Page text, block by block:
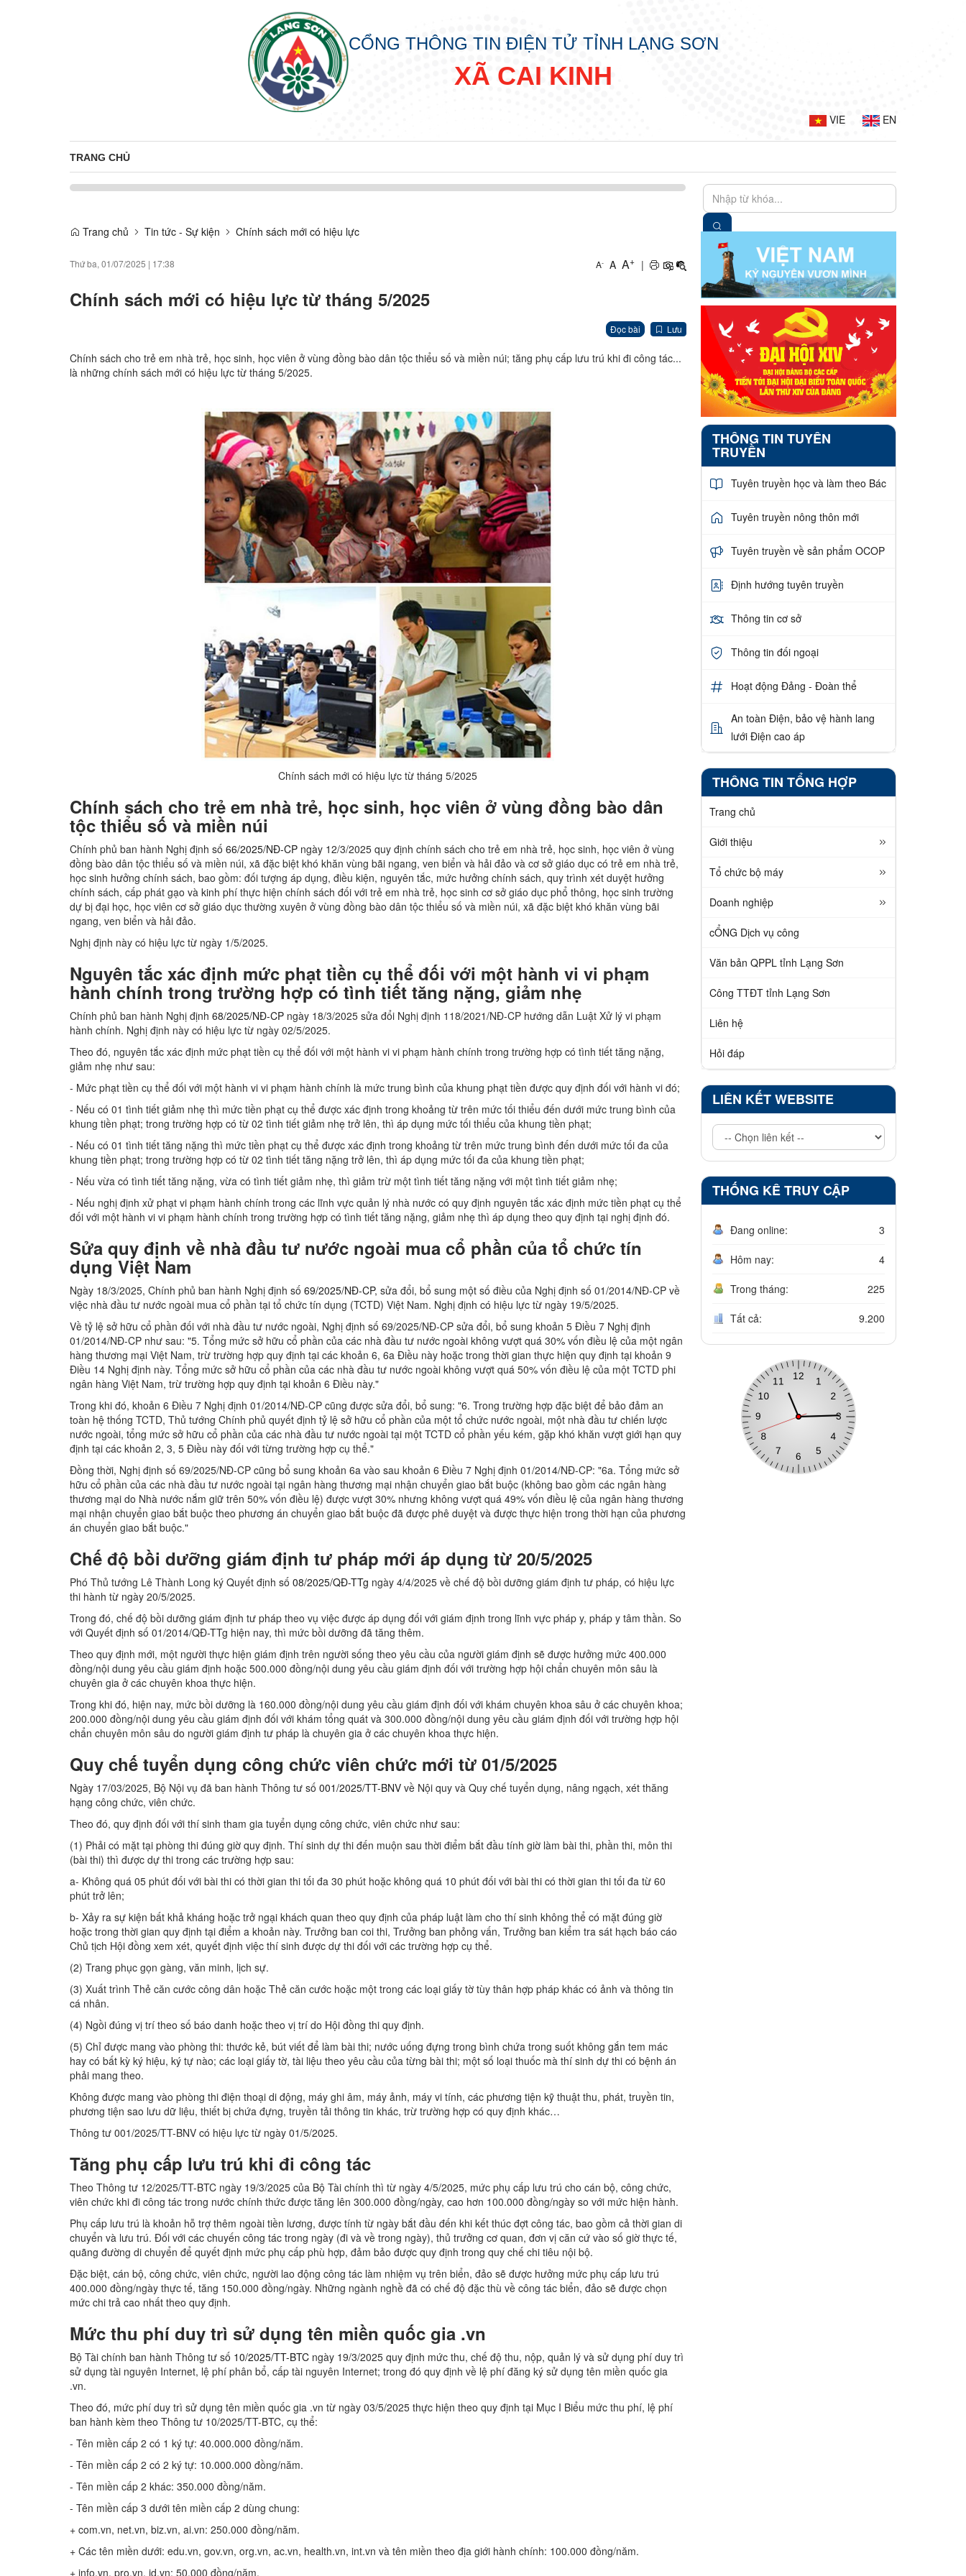
CỔNG THÔNG TIN ĐIỆN TỬ TỈNH LẠNG SƠN
XÃ CAI KINH
VIE EN
TRANG CHỦ
Trang chủ Tin tức - Sự kiện Chính sách mới có hiệu lực
Thứ ba, 01/07/2025 | 17:38 A- A A+ |
Chính sách mới có hiệu lực từ tháng 5/2025
Đọc bài Lưu
Chính sách cho trẻ em nhà trẻ, học sinh, học viên ở vùng đồng bào dân tộc thiểu số và miền núi; tăng phụ cấp lưu trú khi đi công tác...
là những chính sách mới có hiệu lực từ tháng 5/2025.
Chính sách mới có hiệu lực từ tháng 5/2025
Chính sách cho trẻ em nhà trẻ, học sinh, học viên ở vùng đồng bào dân
tộc thiểu số và miền núi
Chính phủ ban hành Nghị định số 66/2025/NĐ-CP ngày 12/3/2025 quy định chính sách cho trẻ em nhà trẻ, học sinh, học viên ở vùng
đồng bào dân tộc thiểu số và miền núi, xã đặc biệt khó khăn vùng bãi ngang, ven biển và hải đảo và cơ sở giáo dục có trẻ em nhà trẻ,
học sinh hưởng chính sách, bao gồm: đối tượng áp dụng, điều kiện, nguyên tắc, mức hưởng chính sách, quy trình xét duyệt hưởng
chính sách, cấp phát gạo và kinh phí thực hiện chính sách đối với trẻ em nhà trẻ, học sinh cơ sở giáo dục phổ thông, học sinh trường
dự bị đại học, học viên cơ sở giáo dục thường xuyên ở vùng đồng bào dân tộc thiểu số và miền núi, xã đặc biệt khó khăn vùng bãi
ngang, ven biển và hải đảo.
Nghị định này có hiệu lực từ ngày 1/5/2025.
Nguyên tắc xác định mức phạt tiền cụ thể đối với một hành vi vi phạm
hành chính trong trường hợp có tình tiết tăng nặng, giảm nhẹ
Chính phủ ban hành Nghị định 68/2025/NĐ-CP ngày 18/3/2025 sửa đổi Nghị định 118/2021/NĐ-CP hướng dẫn Luật Xử lý vi phạm
hành chính. Nghị định này có hiệu lực từ ngày 02/5/2025.
Theo đó, nguyên tắc xác định mức phạt tiền cụ thể đối với một hành vi vi phạm hành chính trong trường hợp có tình tiết tăng nặng,
giảm nhẹ như sau:
- Mức phạt tiền cụ thể đối với một hành vi vi phạm hành chính là mức trung bình của khung phạt tiền được quy định đối với hành vi đó;
- Nếu có 01 tình tiết giảm nhẹ thì mức tiền phạt cụ thể được xác định trong khoảng từ trên mức tối thiểu đến dưới mức trung bình của
khung tiền phạt; trong trường hợp có từ 02 tình tiết giảm nhẹ trở lên, thì áp dụng mức tối thiểu của khung tiền phạt;
- Nếu có 01 tình tiết tăng nặng thì mức tiền phạt cụ thể được xác định trong khoảng từ trên mức trung bình đến dưới mức tối đa của
khung tiền phạt; trong trường hợp có từ 02 tình tiết tăng nặng trở lên, thì áp dụng mức tối đa của khung tiền phạt;
- Nếu vừa có tình tiết tăng nặng, vừa có tình tiết giảm nhẹ, thì giảm trừ một tình tiết tăng nặng với một tình tiết giảm nhẹ;
- Nếu nghị định xử phạt vi phạm hành chính trong các lĩnh vực quản lý nhà nước có quy định nguyên tắc xác định mức tiền phạt cụ thể
đối với một hành vi vi phạm hành chính trong trường hợp có tình tiết tăng nặng, giảm nhẹ thì áp dụng theo quy định tại nghị định đó.
Sửa quy định về nhà đầu tư nước ngoài mua cổ phần của tổ chức tín
dụng Việt Nam
Ngày 18/3/2025, Chính phủ ban hành Nghị định số 69/2025/NĐ-CP, sửa đổi, bổ sung một số điều của Nghị định số 01/2014/NĐ-CP về
việc nhà đầu tư nước ngoài mua cổ phần tại tổ chức tín dụng (TCTD) Việt Nam. Nghị định có hiệu lực từ ngày 19/5/2025.
Về tỷ lệ sở hữu cổ phần đối với nhà đầu tư nước ngoài, Nghị định số 69/2025/NĐ-CP sửa đổi, bổ sung khoản 5 Điều 7 Nghị định
01/2014/NĐ-CP như sau: "5. Tổng mức sở hữu cổ phần của các nhà đầu tư nước ngoài không vượt quá 30% vốn điều lệ của một ngân
hàng thương mại Việt Nam, trừ trường hợp quy định tại các khoản 6, 6a Điều này hoặc trong thời gian thực hiện quy định tại khoản 9
Điều 14 Nghị định này. Tổng mức sở hữu cổ phần của các nhà đầu tư nước ngoài không vượt quá 50% vốn điều lệ của một TCTD phi
ngân hàng Việt Nam, trừ trường hợp quy định tại khoản 6 Điều này."
Trong khi đó, khoản 6 Điều 7 Nghị định 01/2014/NĐ-CP cũng được sửa đổi, bổ sung: "6. Trong trường hợp đặc biệt để bảo đảm an
toàn hệ thống TCTD, Thủ tướng Chính phủ quyết định tỷ lệ sở hữu cổ phần của một tổ chức nước ngoài, một nhà đầu tư chiến lược
nước ngoài, tổng mức sở hữu cổ phần của các nhà đầu tư nước ngoài tại một TCTD cổ phần yếu kém, gặp khó khăn vượt giới hạn quy
định tại các khoản 2, 3, 5 Điều này đối với từng trường hợp cụ thể."
Đồng thời, Nghị định số 69/2025/NĐ-CP cũng bổ sung khoản 6a vào sau khoản 6 Điều 7 Nghị định 01/2014/NĐ-CP: "6a. Tổng mức sở
hữu cổ phần của các nhà đầu tư nước ngoài tại ngân hàng thương mại nhận chuyển giao bắt buộc (không bao gồm các ngân hàng
thương mại do Nhà nước nắm giữ trên 50% vốn điều lệ) được vượt 30% nhưng không vượt quá 49% vốn điều lệ của ngân hàng thương
mại nhận chuyển giao bắt buộc theo phương án chuyển giao bắt buộc đã được phê duyệt và được thực hiện trong thời hạn của phương
án chuyển giao bắt buộc."
Chế độ bồi dưỡng giám định tư pháp mới áp dụng từ 20/5/2025
Phó Thủ tướng Lê Thành Long ký Quyết định số 08/2025/QĐ-TTg ngày 4/4/2025 về chế độ bồi dưỡng giám định tư pháp, có hiệu lực
thi hành từ ngày 20/5/2025.
Trong đó, chế độ bồi dưỡng giám định tư pháp theo vụ việc được áp dụng đối với giám định trong lĩnh vực pháp y, pháp y tâm thần. So
với Quyết định số 01/2014/QĐ-TTg hiện nay, thì mức bồi dưỡng đã tăng thêm.
Theo quy định mới, một người thực hiện giám định trên người sống theo yêu cầu của người giám định sẽ được hưởng mức 400.000
đồng/nội dung yêu cầu giám định hoặc 500.000 đồng/nội dung yêu cầu giám định đối với trường hợp hội chẩn chuyên môn sâu là
chuyên gia ở các chuyên khoa thực hiện.
Trong khi đó, hiện nay, mức bồi dưỡng là 160.000 đồng/nội dung yêu cầu giám định đối với khám chuyên khoa sâu ở các chuyên khoa;
200.000 đồng/nội dung yêu cầu giám định đối với khám tổng quát và 300.000 đồng/nội dung yêu cầu giám định đối với trường hợp hội
chẩn chuyên môn sâu do người giám định tư pháp là chuyên gia ở các chuyên khoa thực hiện.
Quy chế tuyển dụng công chức viên chức mới từ 01/5/2025
Ngày 17/03/2025, Bộ Nội vụ đã ban hành Thông tư số 001/2025/TT-BNV về Nội quy và Quy chế tuyển dụng, nâng ngạch, xét thăng
hạng công chức, viên chức.
Theo đó, quy định đối với thí sinh tham gia tuyển dụng công chức, viên chức như sau:
(1) Phải có mặt tại phòng thi đúng giờ quy định. Thí sinh dự thi đến muộn sau thời điểm bắt đầu tính giờ làm bài thi, phần thi, môn thi
(bài thi) thì được dự thi trong các trường hợp sau:
a- Không quá 05 phút đối với bài thi có thời gian thi tối đa 30 phút hoặc không quá 10 phút đối với bài thi có thời gian thi tối đa từ 60
phút trở lên;
b- Xảy ra sự kiện bất khả kháng hoặc trở ngại khách quan theo quy định của pháp luật làm cho thí sinh không thể có mặt đúng giờ
hoặc trong thời gian quy định tại điểm a khoản này. Trưởng ban coi thi, Trưởng ban phỏng vấn, Trưởng ban kiểm tra sát hạch báo cáo
Chủ tịch Hội đồng xem xét, quyết định việc thí sinh được dự thi đối với các trường hợp cụ thể.
(2) Trang phục gọn gàng, văn minh, lịch sự.
(3) Xuất trình Thẻ căn cước công dân hoặc Thẻ căn cước hoặc một trong các loại giấy tờ tùy thân hợp pháp khác có ảnh và thông tin
cá nhân.
(4) Ngồi đúng vị trí theo số báo danh hoặc theo vị trí do Hội đồng thi quy định.
(5) Chỉ được mang vào phòng thi: thước kẻ, bút viết để làm bài thi; nước uống đựng trong bình chứa trong suốt không gắn tem mác
hay có bất kỳ ký hiệu, ký tự nào; các loại giấy tờ, tài liệu theo yêu cầu của từng bài thi; một số loại thuốc mà thí sinh dự thi có bệnh án
phải mang theo.
Không được mang vào phòng thi điện thoại di động, máy ghi âm, máy ảnh, máy vi tính, các phương tiện kỹ thuật thu, phát, truyền tin,
phương tiện sao lưu dữ liệu, thiết bị chứa đựng, truyền tải thông tin khác, trừ trường hợp có quy định khác…
Thông tư 001/2025/TT-BNV có hiệu lực từ ngày 01/5/2025.
Tăng phụ cấp lưu trú khi đi công tác
Theo Thông tư 12/2025/TT-BTC ngày 19/3/2025 của Bộ Tài chính thì từ ngày 4/5/2025, mức phụ cấp lưu trú cho cán bộ, công chức,
viên chức khi đi công tác trong nước chính thức được tăng lên 300.000 đồng/ngày, cao hơn 100.000 đồng/ngày so với mức hiện hành.
Phụ cấp lưu trú là khoản hỗ trợ thêm ngoài tiền lương, được tính từ ngày bắt đầu đến khi kết thúc đợt công tác, bao gồm cả thời gian di
chuyển và lưu trú. Đối với các chuyến công tác trong ngày (đi và về trong ngày), thủ trưởng cơ quan, đơn vị căn cứ vào số giờ thực tế,
quãng đường di chuyển để quyết định mức phụ cấp phù hợp, đảm bảo được quy định trong quy chế chi tiêu nội bộ.
Đặc biệt, cán bộ, công chức, viên chức, người lao động công tác làm nhiệm vụ trên biển, đảo sẽ được hưởng mức phụ cấp lưu trú
400.000 đồng/ngày thực tế, tăng 150.000 đồng/ngày. Những ngành nghề đã có chế độ đặc thù về công tác biển, đảo sẽ được chọn
mức chi trả cao nhất theo quy định.
Mức thu phí duy trì sử dụng tên miền quốc gia .vn
Bộ Tài chính ban hành Thông tư số 10/2025/TT-BTC ngày 19/3/2025 quy định mức thu, chế độ thu, nộp, quản lý và sử dụng phí duy trì
sử dụng tài nguyên Internet, lệ phí phân bổ, cấp tài nguyên Internet; trong đó quy định về lệ phí đăng ký sử dụng tên miền quốc gia
.vn.
Theo đó, mức phí duy trì sử dụng tên miền quốc gia .vn từ ngày 03/5/2025 thực hiện theo quy định tại Mục I Biểu mức thu phí, lệ phí
ban hành kèm theo Thông tư 10/2025/TT-BTC, cụ thể:
- Tên miền cấp 2 có 1 ký tự: 40.000.000 đồng/năm.
- Tên miền cấp 2 có 2 ký tự: 10.000.000 đồng/năm.
- Tên miền cấp 2 khác: 350.000 đồng/năm.
- Tên miền cấp 3 dưới tên miền cấp 2 dùng chung:
+ com.vn, net.vn, biz.vn, ai.vn: 250.000 đồng/năm.
+ Các tên miền dưới: edu.vn, gov.vn, org.vn, ac.vn, health.vn, int.vn và tên miền theo địa giới hành chính: 100.000 đồng/năm.
+ info.vn, pro.vn, id.vn: 50.000 đồng/năm.
THÔNG TIN TUYÊN
TRUYỀN
Tuyên truyền học và làm theo Bác
Tuyên truyền nông thôn mới
Tuyên truyền về sản phẩm OCOP
Định hướng tuyên truyền
Thông tin cơ sở
Thông tin đối ngoại
Hoạt động Đảng - Đoàn thể
An toàn Điện, bảo vệ hành lang
lưới Điện cao áp
THÔNG TIN TỔNG HỢP
Trang chủ
Giới thiệu
Tổ chức bộ máy
Doanh nghiệp
cỔNG Dịch vụ công
Văn bản QPPL tỉnh Lạng Sơn
Công TTĐT tỉnh Lạng Sơn
Liên hệ
Hỏi đáp
LIÊN KẾT WEBSITE
THỐNG KÊ TRUY CẬP
Đang online: 3
Hôm nay: 4
Trong tháng: 225
Tất cả: 9.200